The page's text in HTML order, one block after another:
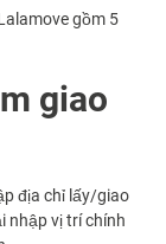
gồm 5
giao
địa chỉ lấy/giao
nhập vị trí chính